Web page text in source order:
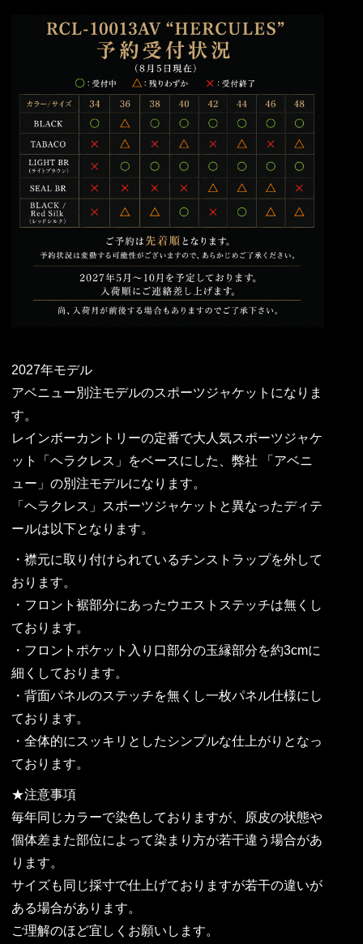
2027年モデル
アベニュー別注モデルのスポーツジャケットになりま
す。
レインボーカントリーの定番で大人気スポーツジャケ
ット「ヘラクレス」をベースにした、弊社 「アベニ
ュー」の別注モデルになります。
「ヘラクレス」スポーツジャケットと異なったディテ
ールは以下となります。
・襟元に取り付けられているチンストラップを外して
おります。
・フロント裾部分にあったウエストステッチは無くし
ております。
・フロントポケット入り口部分の玉縁部分を約3cmに
細くしております。
・背面パネルのステッチを無くし一枚パネル仕様にし
ております。
・全体的にスッキリとしたシンプルな仕上がりとなっ
ております。
★注意事項
毎年同じカラーで染色しておりますが、原皮の状態や
個体差また部位によって染まり方が若干違う場合があ
ります。
サイズも同じ採寸で仕上げておりますが若干の違いが
ある場合があります。
ご理解のほど宜しくお願いします。